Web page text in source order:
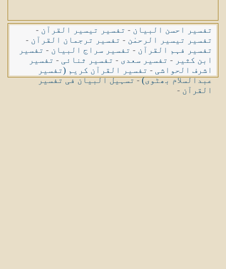
تفسیر احسن البیان - تفسیر تیسیر القرآن -
تفسیر تیسیر الرحمٰن - تفسیر ترجمان القرآن -
تفسیر فہم القرآن - تفسیر سراج البیان - تفسیر
ابن کثیر - تفسیر سعدی - تفسیر ثنائی - تفسیر
اشرف الحواشی - تفسیر القرآن کریم (تفسیر
عبدالسلام بھٹوی)-تسہیل البیان فی تفسیر
القرآن -